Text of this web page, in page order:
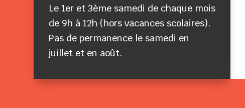
Le 1er et 3ème samedi de chaque mois
de 9h à 12h (hors vacances scolaires).
Pas de permanence le samedi en
juillet et en août.